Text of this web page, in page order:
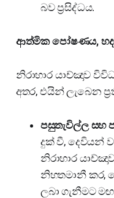
බව ප්‍රසිද්ධය.
ආත්මික පෝෂණය,
නිරාහාර යාච්ඤාව
අතර, එයින් ලැබෙන
පසුතැවිල්ල සහ
දුක් වී, දෙවියන්
නිරාහාර
නිහතමානී කර,
ලබා ගැනීමට